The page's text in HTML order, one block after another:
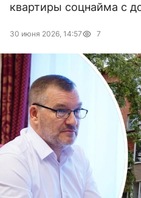
квартиры соцнайма с
30 июня 2026, 14:57 7